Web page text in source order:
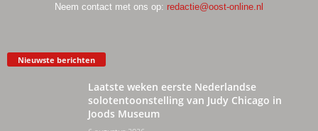
Neem contact met ons op: redactie@oost-online.nl
Nieuwste berichten
Laatste weken eerste Nederlandse
solotentoonstelling van Judy Chicago in
Joods Museum